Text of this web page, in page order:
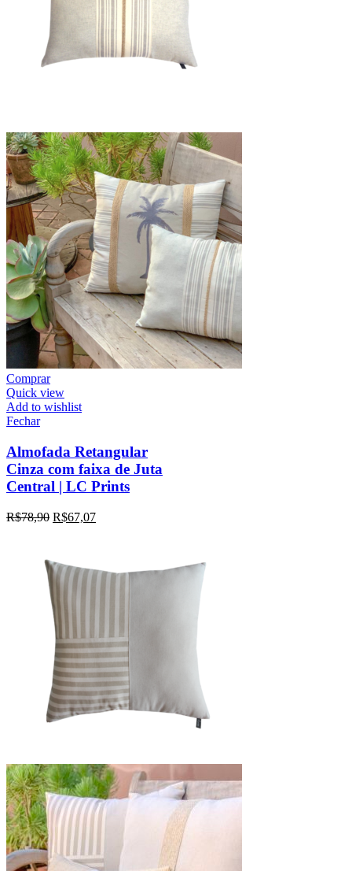
Comprar
Quick view
Add to wishlist
Fechar
Almofada Retangular
Cinza com faixa de Juta
Central | LC Prints
R$78,90 R$67,07